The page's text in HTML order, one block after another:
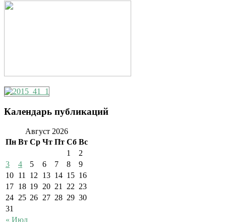
Календарь публикаций
Август 2026
Пн Вт Ср Чт Пт Сб Вс
« Июл
1
2
3
4 5 6 7 8
9
10 11 12 13 14 15 16
17 18 19 20 21 22 23
24 25 26 27 28 29 30
31